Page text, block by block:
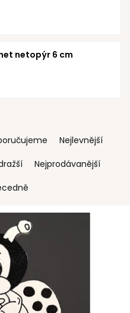
netopýr 6 cm
Nejlevnější
Nejprodávanější